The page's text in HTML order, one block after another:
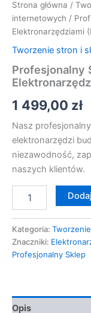
Strona główna /
internetowych /
Elektronarzędziami
Tworzenie stron i
Profesjonalny
1 499,00 zł
Nasz
elektronarzędzi
niezawodność,
naszych klientów.
Kategoria:
Znaczniki:
Profesjonalny Sklep
Opis